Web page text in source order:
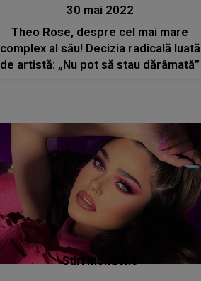
30 mai 2022
Theo Rose, despre cel mai mare
complex al său! Decizia radicală luată
de artistă: „Nu pot să stau dărâmată”
Stiri mondene